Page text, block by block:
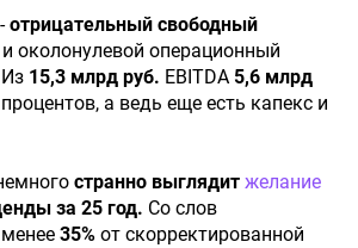
отрицательный свободный
и околонулевой операционный
15,3 млрд руб. EBITDA 5,6 млрд
а ведь еще есть капекс и
странно выглядит желание
за 25 год. Со слов
35% от скорректированной